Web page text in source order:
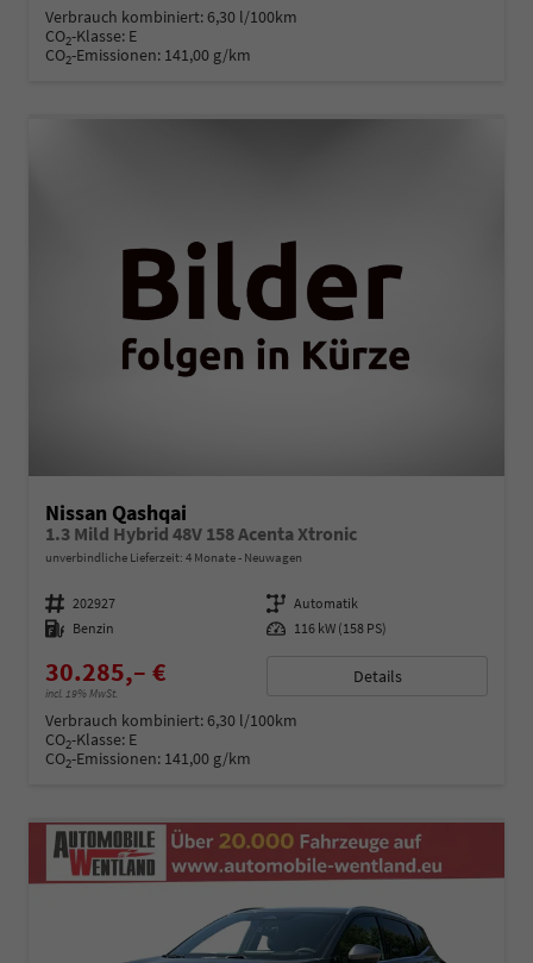
Verbrauch kombiniert:6,30 l/100km
CO2-Klasse: E
CO2-Emissionen: 141,00 g/km
Nissan Qashqai
1.3 Mild Hybrid 48V 158 Acenta Xtronic
unverbindliche Lieferzeit: 4 Monate Neuwagen
Fahrzeugnummer 202927 Getriebe Automatik
Kraftstoff Benzin Leistung 116 kW (158 PS)
30.285,– €
incl. 19% MwSt.
Details
Verbrauch kombiniert:6,30 l/100km
CO2-Klasse: E
CO2-Emissionen: 141,00 g/km